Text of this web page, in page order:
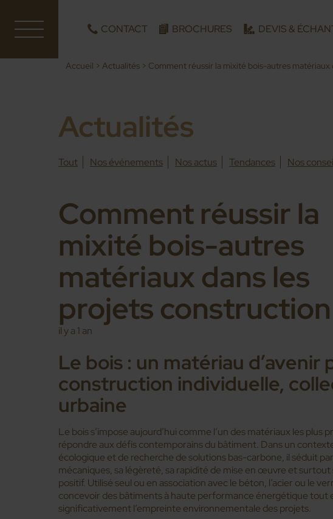
CONTACT BROCHURES DEVIS &
Accueil > Actualités > Comment réussir la mixité bois-autres
Actualités
Tout Nos événements Nos actus Tendances Nos
Comment réussir la
mixité bois-autres
matériaux dans les
projets
il y a 1 an
Le bois : un matériau d’avenir
construction individuelle,
urbaine
Le bois s’impose aujourd’hui comme l’un des matériaux les plus
répondre aux défis contemporains du bâtiment. Dans un
écologique et de recherche de solutions bas-carbone, il séduit
mécaniques, sa légèreté, sa rapidité de mise en œuvre et surtout
positif. Utilisé seul ou en association avec le béton, l’acier ou le
concevoir des bâtiments à haute performance énergétique tout
significativement l’empreinte environnementale des projets.